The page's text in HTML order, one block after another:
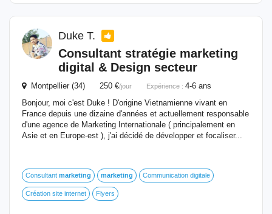
Duke T.
Consultant stratégie marketing
digital & Design secteur
Montpellier (34) 250 €/jour Expérience : 4-6 ans
Bonjour, moi c'est Duke ! D'origine Vietnamienne vivant en
France depuis une dizaine d'années et actuellement responsable
d'une agence de Marketing Internationale ( principalement en
Asie et en Europe-est ), j'ai décidé de développer et focaliser...
Consultant marketing marketing Communication digitale
Création site internet Flyers